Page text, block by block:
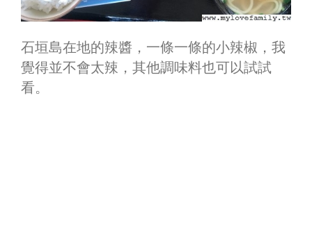
石垣島在地的辣醬，一條一條的小辣椒，我
覺得並不會太辣，其他調味料也可以試試
看。